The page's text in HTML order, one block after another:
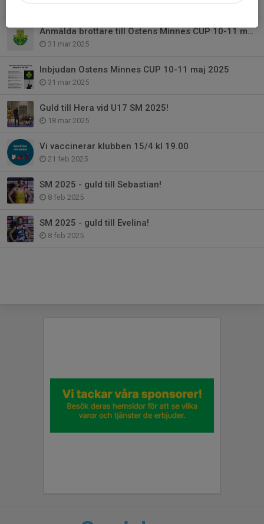
Anmälda brottare till Ostens Minnes CUP 10-11 maj 2025
31 mar 2025
Inbjudan Ostens Minnes CUP 10-11 maj 2025
31 mar 2025
Guld till Hera vid U17 SM 2025!
18 mar 2025
Vi vaccinerar klubben 15/4 kl 19.00
21 feb 2025
SM 2025 - guld till Sebastian!
8 feb 2025
SM 2025 - guld till Evelina!
8 feb 2025